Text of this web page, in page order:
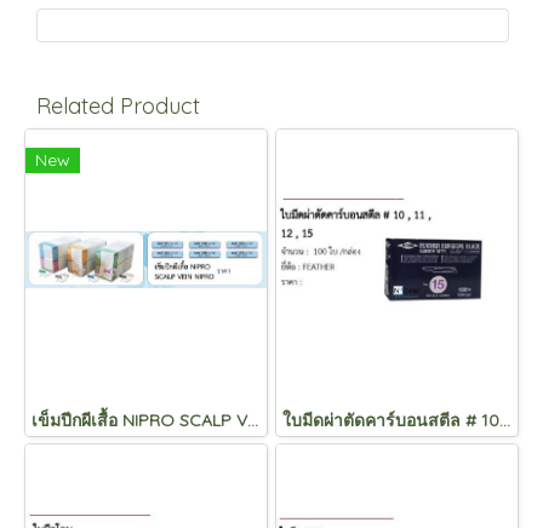
Related Product
New
เข็มปีกผีเสื้อ NIPRO SCALP VEIN NIPRO ใบมีดผ่าตัดคาร์บอนสตีล # 10 , 11 , 12 , 15